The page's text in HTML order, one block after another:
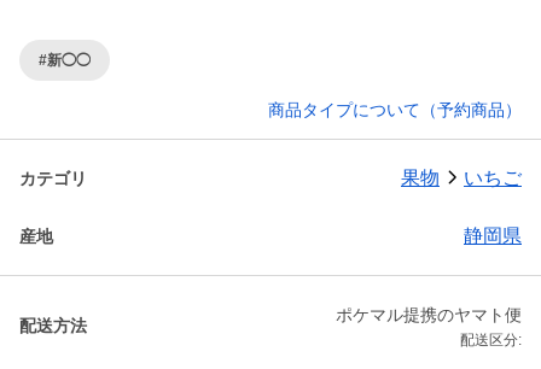
#新◯◯
商品タイプについて（予約商品）
カテゴリ 果物 いちご
産地 静岡県
配送方法
ポケマル提携のヤマト便
配送区分: